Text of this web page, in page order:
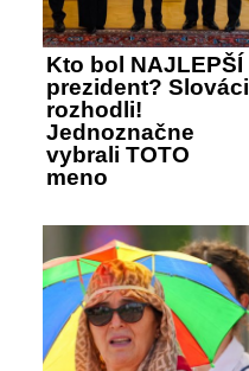
Kto bol NAJLEPŠÍ
prezident? Slováci
rozhodli!
Jednoznačne
vybrali TOTO
meno